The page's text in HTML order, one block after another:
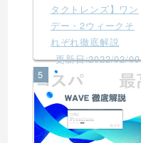
タクトレンズ】ワン
デー・2ウィークそ
れぞれ徹底解説
更新日:2022/02/09
5